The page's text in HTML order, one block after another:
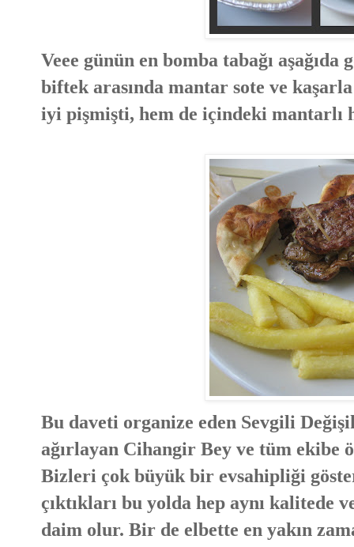
Veee günün en bomba tabağı
biftek arasında mantar sote ve
iyi pişmişti, hem de içindeki mantarlı
Bu daveti organize eden Sevgili
ağırlayan Cihangir Bey ve tüm
Bizleri çok büyük bir evsahipliği
çıktıkları bu yolda hep aynı kalitede
daim olur. Bir de elbette en yakın